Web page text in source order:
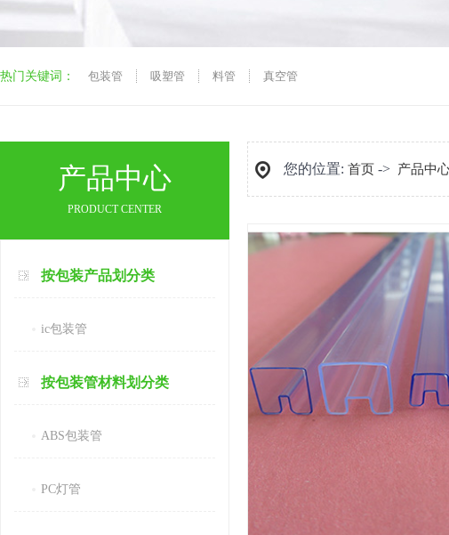
热门关键词： 包装管 吸塑管 料管 真空管
产品中心
PRODUCT CENTER
按包装产品划分类
ic包装管
按包装管材料划分类
ABS包装管
PC灯管
您的位置: 首页 -> 产品中